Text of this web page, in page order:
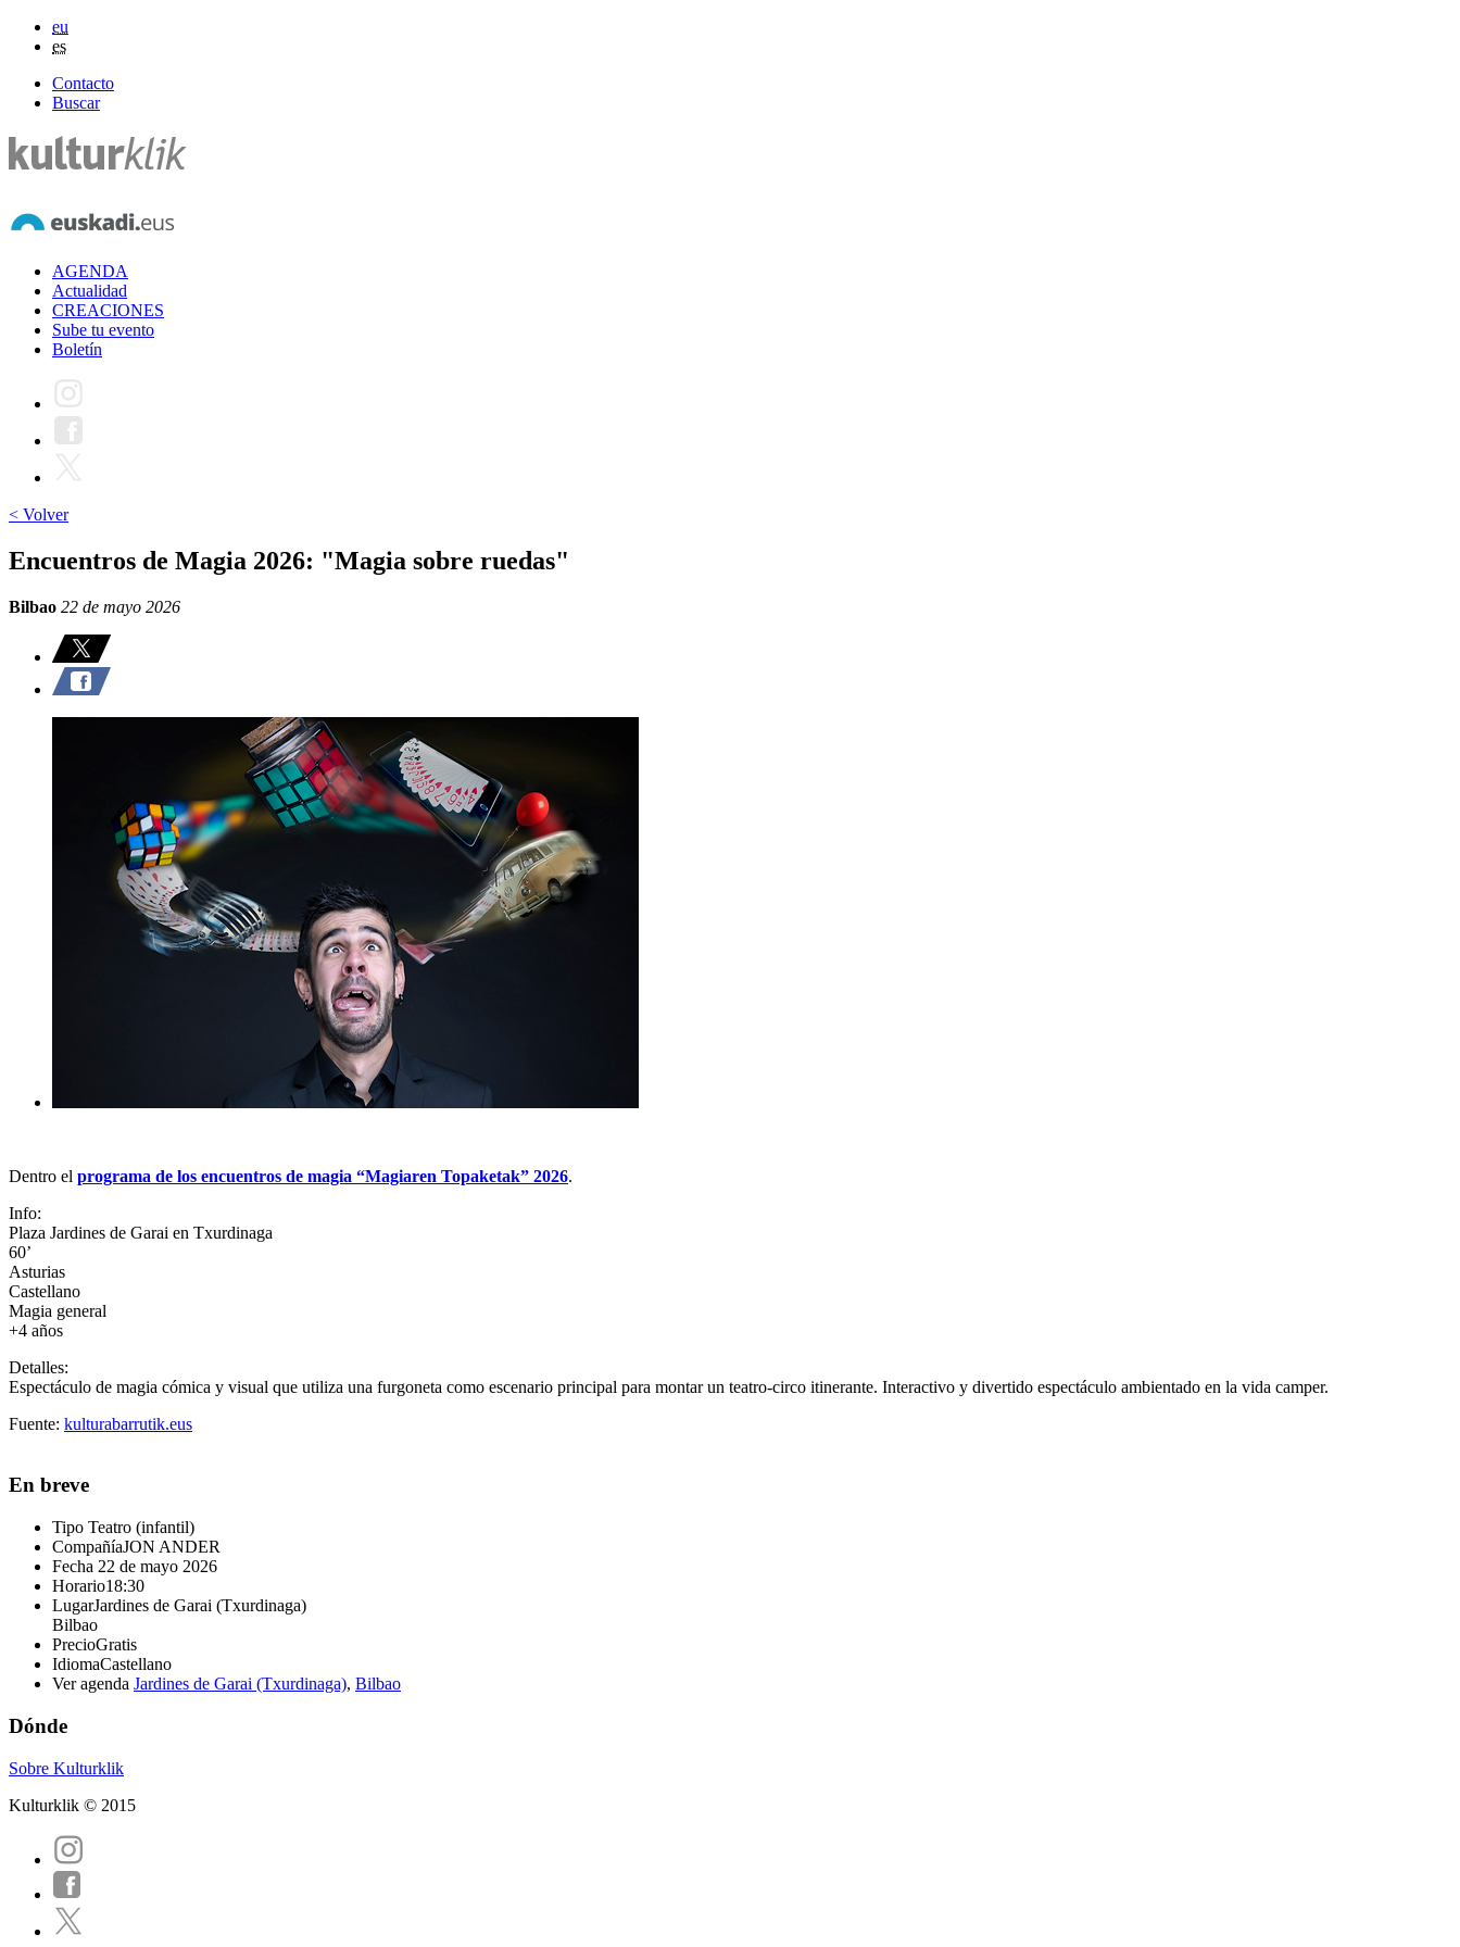
eu
es
Contacto
Buscar
AGENDA
Actualidad
CREACIONES
Sube tu evento
Boletín
< Volver
Encuentros de Magia 2026: "Magia sobre ruedas"
Bilbao 22 de mayo 2026
Dentro el programa de los encuentros de magia “Magiaren Topaketak” 2026.
Info:
Plaza Jardines de Garai en Txurdinaga
60’
Asturias
Castellano
Magia general
+4 años
Detalles:
Espectáculo de magia cómica y visual que utiliza una furgoneta como escenario principal para montar un teatro-circo itinerante. Interactivo y divertido espectáculo ambientado en la vida camper.
Fuente: kulturabarrutik.eus
En breve
Tipo Teatro (infantil)
CompañíaJON ANDER
Fecha 22 de mayo 2026
Horario18:30
LugarJardines de Garai (Txurdinaga)
Bilbao
PrecioGratis
IdiomaCastellano
Ver agenda Jardines de Garai (Txurdinaga), Bilbao
Dónde
Sobre Kulturklik
Kulturklik © 2015